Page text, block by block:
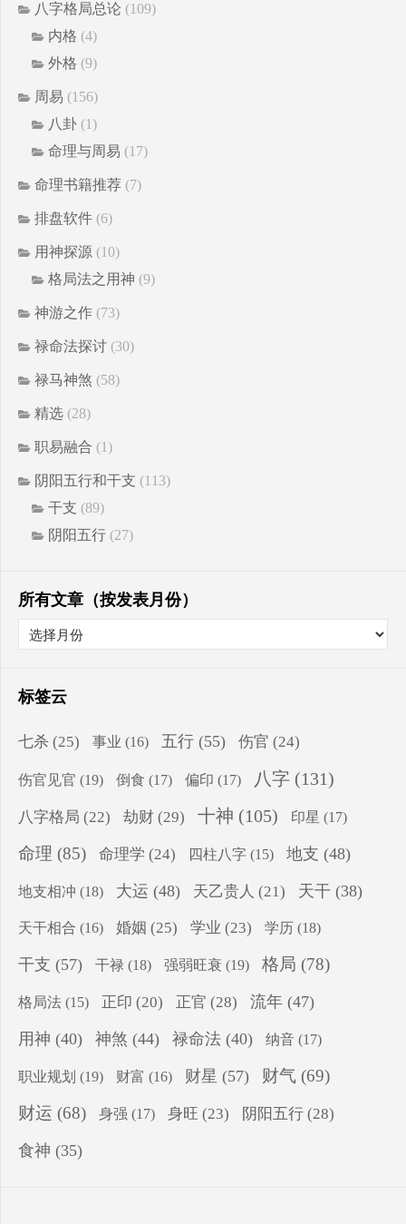
八字格局总论 (109)
内格 (4)
外格 (9)
周易 (156)
八卦 (1)
命理与周易 (17)
命理书籍推荐 (7)
排盘软件 (6)
用神探源 (10)
格局法之用神 (9)
神游之作 (73)
禄命法探讨 (30)
禄马神煞 (58)
精选 (28)
职易融合 (1)
阴阳五行和干支 (113)
干支 (89)
阴阳五行 (27)
所有文章（按发表月份）
标签云
七杀 (25) 事业 (16) 五行 (55) 伤官 (24)
伤官见官 (19) 倒食 (17) 偏印 (17) 八字 (131)
八字格局 (22) 劫财 (29) 十神 (105) 印星 (17)
命理 (85) 命理学 (24) 四柱八字 (15) 地支 (48)
地支相冲 (18) 大运 (48) 天乙贵人 (21) 天干 (38)
天干相合 (16) 婚姻 (25) 学业 (23) 学历 (18)
干支 (57) 干禄 (18) 强弱旺衰 (19) 格局 (78)
格局法 (15) 正印 (20) 正官 (28) 流年 (47)
用神 (40) 神煞 (44) 禄命法 (40) 纳音 (17)
职业规划 (19) 财富 (16) 财星 (57) 财气 (69)
财运 (68) 身强 (17) 身旺 (23) 阴阳五行 (28)
食神 (35)